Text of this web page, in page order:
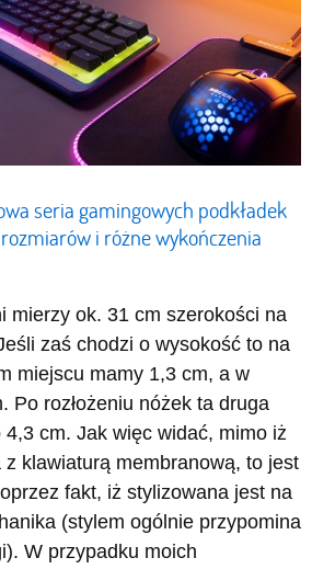
seria gamingowych podkładek
i różne wykończenia
mierzy ok. 31 cm szerokości na
zaś chodzi o wysokość to na
miejscu mamy 1,3 cm, a w
Po rozłożeniu nóżek ta druga
cm. Jak więc widać, mimo iż
klawiaturą membranową, to jest
fakt, iż stylizowana jest na
(stylem ogólnie przypomina
W przypadku moich